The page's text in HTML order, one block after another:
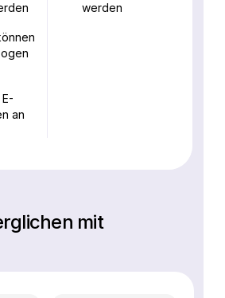
an
werden
mit